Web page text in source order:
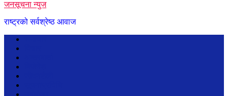
जनसूचना न्युज
राष्ट्रको सर्वश्रेष्ठ आवाज